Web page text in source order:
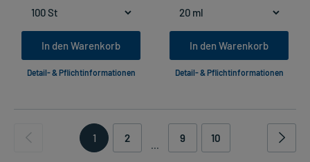
In den Warenkorb
Detail- & Pflichtinformationen
In den Warenkorb
Detail- & Pflichtinformationen
1 2
...
9 10